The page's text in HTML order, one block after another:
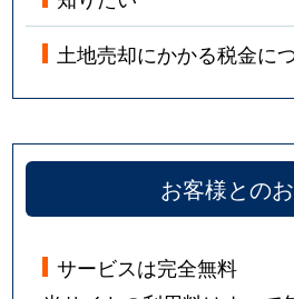
土地売却にかかる税金に
お客様との
サービスは完全無料